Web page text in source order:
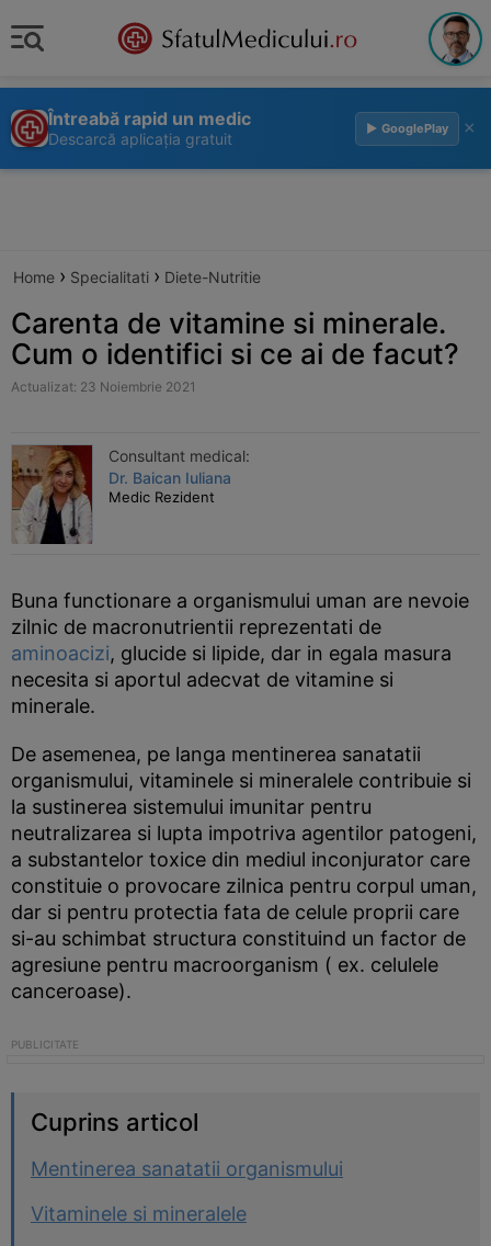
Întreabă rapid un medic
Descarcă aplicația gratuit
▶ GooglePlay ×
Home › Specialitati › Diete-Nutritie
Carenta de vitamine si minerale.
Cum o identifici si ce ai de facut?
Actualizat: 23 Noiembrie 2021
Consultant medical:
Dr. Baican Iuliana
Medic Rezident
Buna functionare a organismului uman are nevoie
zilnic de macronutrientii reprezentati de
aminoacizi, glucide si lipide, dar in egala masura
necesita si aportul adecvat de vitamine si
minerale.
De asemenea, pe langa mentinerea sanatatii
organismului, vitaminele si mineralele contribuie si
la sustinerea sistemului imunitar pentru
neutralizarea si lupta impotriva agentilor patogeni,
a substantelor toxice din mediul inconjurator care
constituie o provocare zilnica pentru corpul uman,
dar si pentru protectia fata de celule proprii care
si-au schimbat structura constituind un factor de
agresiune pentru macroorganism ( ex. celulele
canceroase).
Cuprins articol
Mentinerea sanatatii organismului
Vitaminele si mineralele